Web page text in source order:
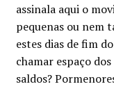
assinala aqui o
pequenas ou nem
estes dias de fim
chamar espaço
saldos?